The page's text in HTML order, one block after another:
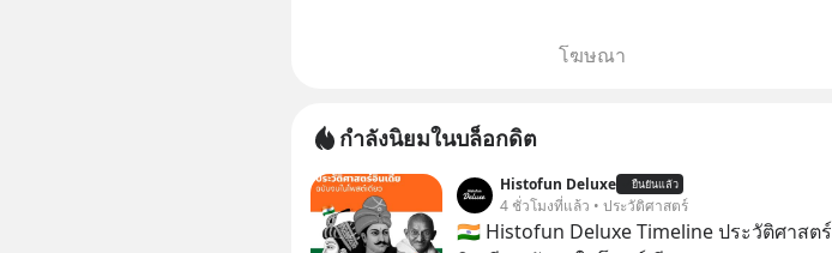
โฆษณา
กำลังนิยมในบล็อกดิต
Histofun Deluxe ยืนยันแล้ว
4 ชั่วโมงที่แล้ว • ประวัติศาสตร์
🇮🇳 Histofun Deluxe Timeline ประวัติศาสตร์